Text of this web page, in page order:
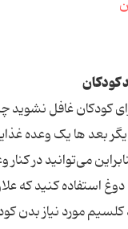
کودکان
کودکان غافل
بعد ها یک وعده
می‌توانید در
استفاده کنید که
مورد نیاز بدن